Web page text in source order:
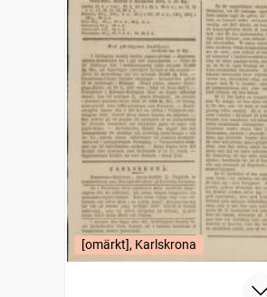
[omärkt], Karlskrona